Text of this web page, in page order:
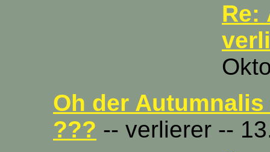
Re:
Oh der
??? -- verlierer --